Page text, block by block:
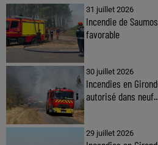
31 juillet 2026
Incendie de
favorable
30 juillet 2026
Incendies en
autorisé dans
29 juillet 2026